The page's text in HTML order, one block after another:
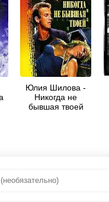
Юлия Шилова -
Никогда не
бывшая твоей